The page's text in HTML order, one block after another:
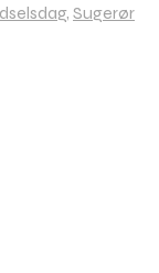
, Sugerør